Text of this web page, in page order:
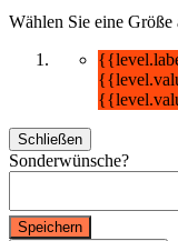
Wählen Sie eine Größe
Schließen
Sonderwünsche?
Speichern